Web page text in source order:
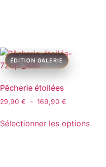
Pêcherie étoilées
29,90 € – 169,90 €
Sélectionner les options